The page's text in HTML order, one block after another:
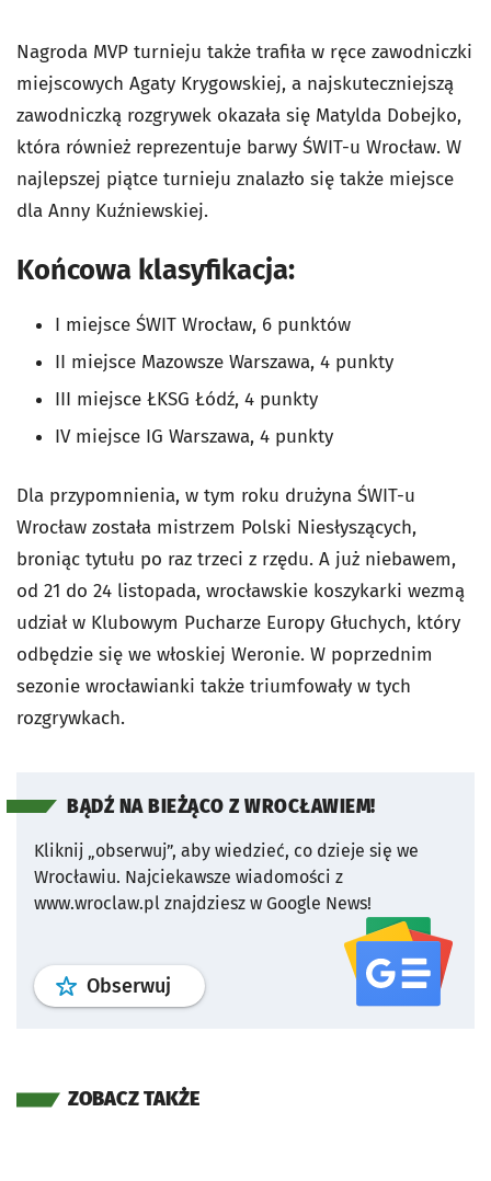
Nagroda MVP turnieju także trafiła w ręce zawodniczki
miejscowych Agaty Krygowskiej, a najskuteczniejszą
zawodniczką rozgrywek okazała się Matylda Dobejko,
która również reprezentuje barwy ŚWIT-u Wrocław. W
najlepszej piątce turnieju znalazło się także miejsce
dla Anny Kuźniewskiej.
Końcowa klasyfikacja:
I miejsce ŚWIT Wrocław, 6 punktów
II miejsce Mazowsze Warszawa, 4 punkty
III miejsce ŁKSG Łódź, 4 punkty
IV miejsce IG Warszawa, 4 punkty
Dla przypomnienia, w tym roku drużyna ŚWIT-u
Wrocław została mistrzem Polski Niesłyszących,
broniąc tytułu po raz trzeci z rzędu. A już niebawem,
od 21 do 24 listopada, wrocławskie koszykarki wezmą
udział w Klubowym Pucharze Europy Głuchych, który
odbędzie się we włoskiej Weronie. W poprzednim
sezonie wrocławianki także triumfowały w tych
rozgrywkach.
BĄDŹ NA BIEŻĄCO Z WROCŁAWIEM!
Kliknij „obserwuj”, aby wiedzieć, co dzieje się we
Wrocławiu. Najciekawsze wiadomości z
www.wroclaw.pl znajdziesz w Google News!
Obserwuj profil serwisu
ZOBACZ TAKŻE